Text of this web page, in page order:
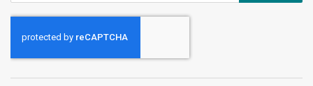
nostra
Newsletter: